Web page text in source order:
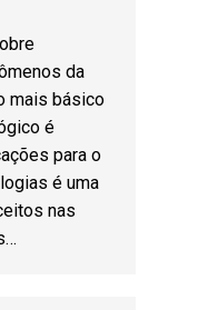
da
mais básico
é
para o
é uma
nas